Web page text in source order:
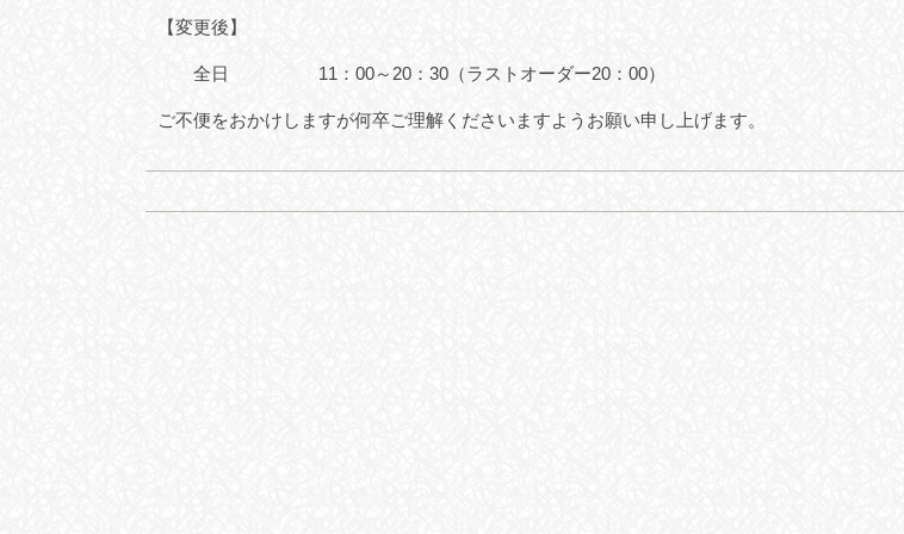
【変更後】
全日 11：00～20：30（ラストオーダー20：00）
ご不便をおかけしますが何卒ご理解くださいますようお願い申し上げます。